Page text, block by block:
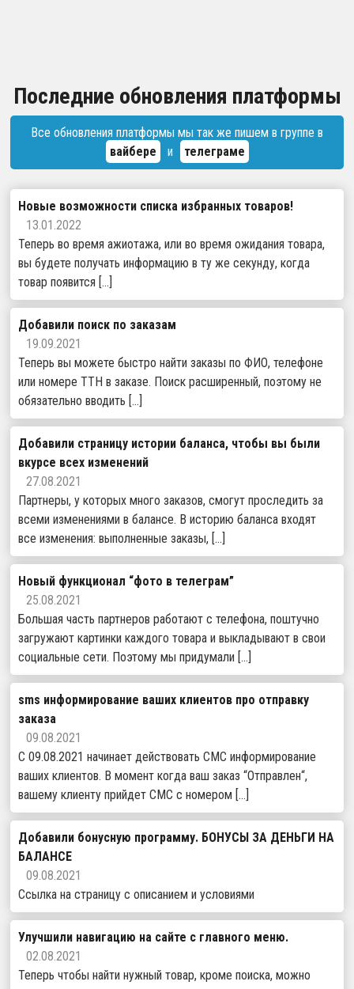
Последние обновления платформы
Все обновления платформы мы так же пишем в группе в
вайбере
и телеграме
Новые возможности списка избранных товаров!
13.01.2022
Теперь во время ажиотажа, или во время ожидания товара,
вы будете получать информацию в ту же секунду, когда
товар появится […]
Добавили поиск по заказам
19.09.2021
Теперь вы можете быстро найти заказы по ФИО, телефоне
или номере ТТН в заказе. Поиск расширенный, поэтому не
обязательно вводить […]
Добавили страницу истории баланса, чтобы вы были
вкурсе всех изменений
27.08.2021
Партнеры, у которых много заказов, смогут проследить за
всеми изменениями в балансе. В историю баланса входят
все изменения: выполненные заказы, […]
Новый функционал “фото в телеграм”
25.08.2021
Большая часть партнеров работают с телефона, поштучно
загружают картинки каждого товара и выкладывают в свои
социальные сети. Поэтому мы придумали […]
sms информирование ваших клиентов про отправку
заказа
09.08.2021
С 09.08.2021 начинает действовать СМС информирование
ваших клиентов. В момент когда ваш заказ “Отправлен“,
вашему клиенту прийдет СМС с номером […]
Добавили бонусную программу. БОНУСЫ ЗА ДЕНЬГИ НА
БАЛАНСЕ
09.08.2021
Ссылка на страницу с описанием и условиями
Улучшили навигацию на сайте с главного меню.
02.08.2021
Теперь чтобы найти нужный товар, кроме поиска, можно